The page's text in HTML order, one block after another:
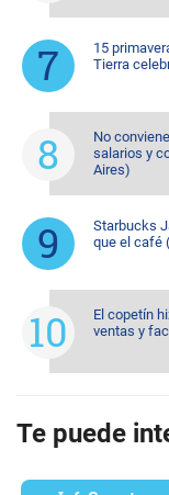
15
Tierra
No
salarios y
Aires)
Starbucks
que el café
El copetín
ventas y
Te puede